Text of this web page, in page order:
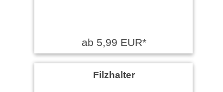
ab 5,99 EUR*
Filzhalter